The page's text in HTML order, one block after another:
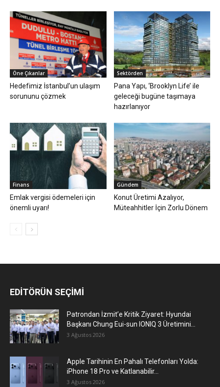
Öne Çıkanlar
Hedefimiz İstanbul’un ulaşım
sorununu çözmek
Sektörden
Pana Yapı, ‘Brooklyn Life’ ile
geleceği bugüne taşımaya
hazırlanıyor
Finans
Emlak vergisi ödemeleri için
önemli uyarı!
Gündem
Konut Üretimi Azalıyor,
Müteahhitler İçin Zorlu Dönem
EDİTÖRÜN SEÇİMİ
Patrondan İzmit’e Kritik Ziyaret: Hyundai
Başkanı Chung Eui-sun IONIQ 3 Üretimini...
3 Ağustos 2026
Apple Tarihinin En Pahalı Telefonları Yolda:
iPhone 18 Pro ve Katlanabilir...
3 Ağustos 2026